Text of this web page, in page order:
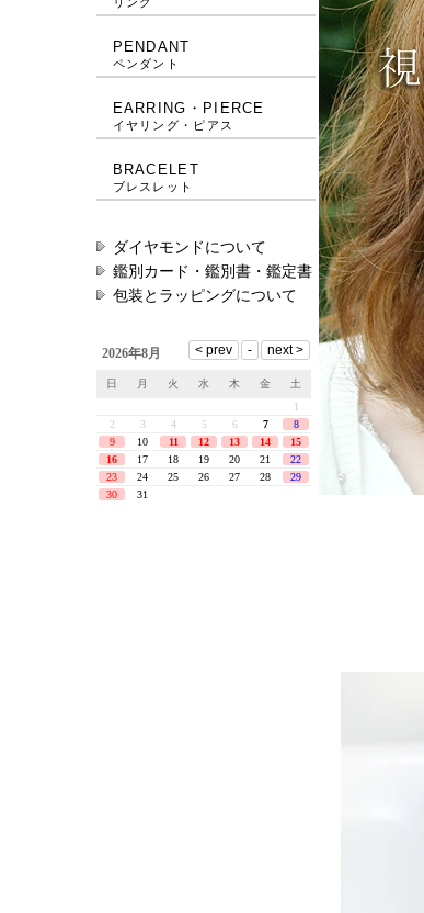
PENDANT
ペンダント
EARRING・PIERCE
イヤリング・ピアス
BRACELET
ブレスレット
ダイヤモンドについて
鑑別カード・鑑別書・鑑定書
包装とラッピングについて